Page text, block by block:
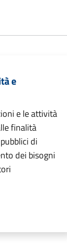
e
e le attività
finalità
di
dei bisogni